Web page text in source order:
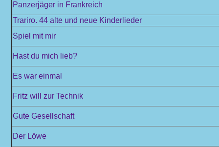
Panzerjäger in Frankreich
Trariro. 44 alte und neue Kinderlieder
Spiel mit mir
Hast du mich lieb?
Es war einmal
Fritz will zur Technik
Gute Gesellschaft
Der Löwe